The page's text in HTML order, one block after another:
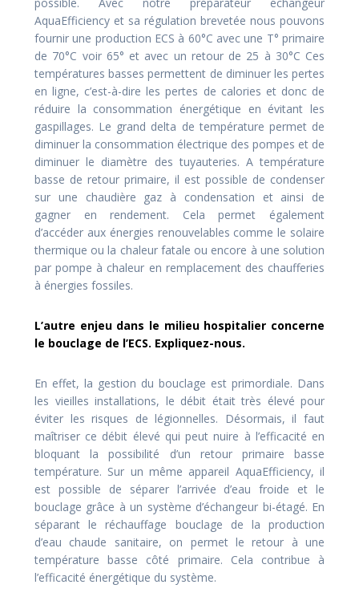
AquaEfficiency et sa régulation brevetée nous pouvons
fournir une production ECS à 60°C avec une T° primaire
de 70°C voir 65° et avec un retour de 25 à 30°C Ces
températures basses permettent de diminuer les pertes
en ligne, c’est-à-dire les pertes de calories et donc de
réduire la consommation énergétique en évitant les
gaspillages. Le grand delta de température permet de
diminuer la consommation électrique des pompes et de
diminuer le diamètre des tuyauteries. A température
basse de retour primaire, il est possible de condenser
sur une chaudière gaz à condensation et ainsi de
gagner en rendement. Cela permet également
d’accéder aux énergies renouvelables comme le solaire
thermique ou la chaleur fatale ou encore à une solution
par pompe à chaleur en remplacement des chaufferies
à énergies fossiles.
L’autre enjeu dans le milieu hospitalier concerne
le bouclage de l’ECS. Expliquez-nous.
En effet, la gestion du bouclage est primordiale. Dans
les vieilles installations, le débit était très élevé pour
éviter les risques de légionnelles. Désormais, il faut
maîtriser ce débit élevé qui peut nuire à l’efficacité en
bloquant la possibilité d’un retour primaire basse
température. Sur un même appareil AquaEfficiency, il
est possible de séparer l’arrivée d’eau froide et le
bouclage grâce à un système d’échangeur bi-étagé. En
séparant le réchauffage bouclage de la production
d’eau chaude sanitaire, on permet le retour à une
température basse côté primaire. Cela contribue à
l’efficacité énergétique du système.